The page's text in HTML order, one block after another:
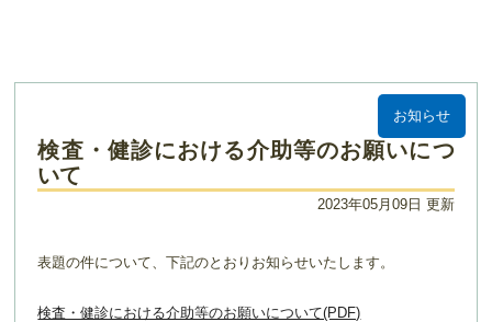
お知らせ
検査・健診における介助等のお願いにつ
いて
2023年05月09日 更新
表題の件について、下記のとおりお知らせいたします。
検査・健診における介助等のお願いについて(PDF)